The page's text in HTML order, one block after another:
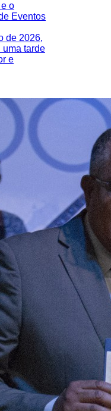
o
Eventos
de 2026,
uma tarde
e